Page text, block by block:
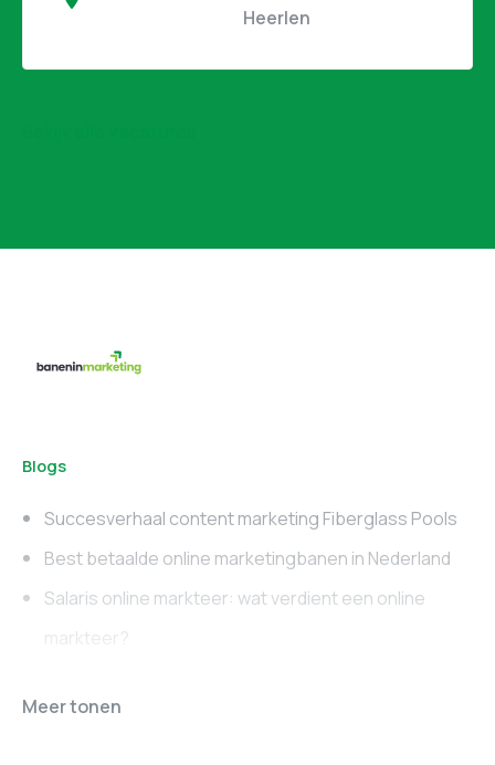
Blogs
Succesverhaal content marketing Fiberglass Pools
Best betaalde online marketingbanen in Nederland
Salaris online markteer: wat verdient een online
markteer?
Online marketing
Meer tonen